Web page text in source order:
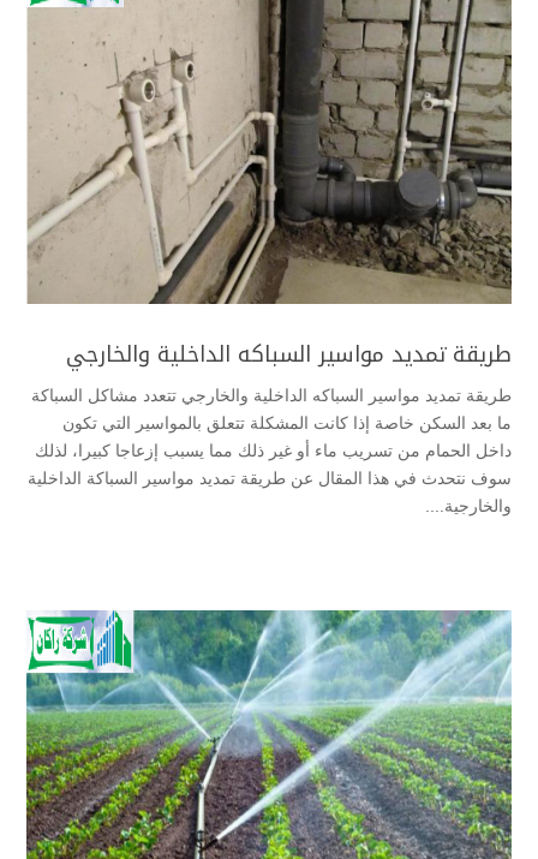
طريقة تمديد مواسير السباكه الداخلية والخارجي
طريقة تمديد مواسير السباكه الداخلية والخارجي تتعدد مشاكل السباكة
ما بعد السكن خاصة إذا كانت المشكلة تتعلق بالمواسير التي تكون
داخل الحمام من تسريب ماء أو غير ذلك مما يسبب إزعاجا كبيرا، لذلك
سوف نتحدث في هذا المقال عن طريقة تمديد مواسير السباكة الداخلية
والخارجية....